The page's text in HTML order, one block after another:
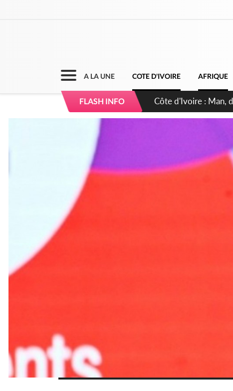
A LA UNE COTE D'IVOIRE AFRIQUE
FLASH INFO
Côte d'Ivoire :
dépigmentants